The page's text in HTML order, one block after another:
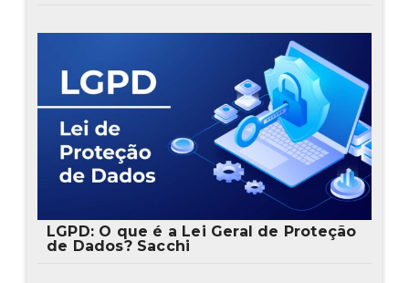
LGPD: O que é a Lei Geral de Proteção
de Dados? Sacchi